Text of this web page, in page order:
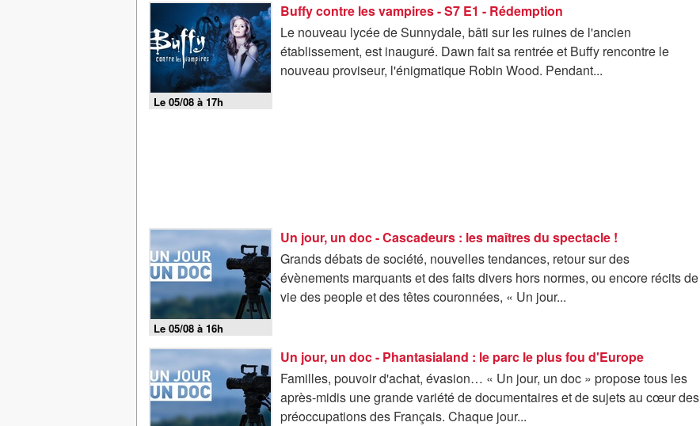
Le 05/08 à 17h
Buffy contre les vampires - S7 E1 - Rédemption
Le nouveau lycée de Sunnydale, bâti sur les ruines de l'ancien
établissement, est inauguré. Dawn fait sa rentrée et Buffy rencontre le
nouveau proviseur, l'énigmatique Robin Wood. Pendant...
Le 05/08 à 16h
Un jour, un doc - Cascadeurs : les maîtres du spectacle !
Grands débats de société, nouvelles tendances, retour sur des
évènements marquants et des faits divers hors normes, ou encore récits de
vie des people et des têtes couronnées, « Un jour...
Un jour, un doc - Phantasialand : le parc le plus fou d'Europe
Familles, pouvoir d'achat, évasion… « Un jour, un doc » propose tous les
après-midis une grande variété de documentaires et de sujets au cœur des
préoccupations des Français. Chaque jour...